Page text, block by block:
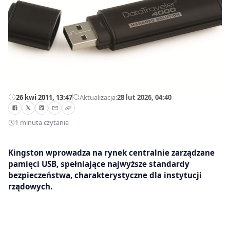
26 kwi 2011, 13:47—Aktualizacja:28 lut 2026, 04:40
1 minuta czytania
Kingston wprowadza na rynek centralnie zarządzane
pamięci USB, spełniające najwyższe standardy
bezpieczeństwa, charakterystyczne dla instytucji
rządowych.